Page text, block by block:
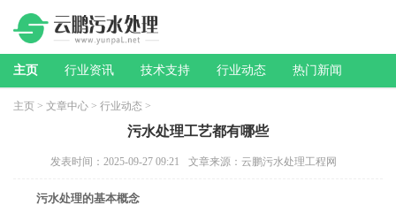
主页 行业资讯 技术支持 行业动态 热门新闻
主页 > 文章中心 > 行业动态 >
污水处理工艺都有哪些
发表时间：2025-09-27 09:21 文章来源：云鹏污水处理工程网
污水处理的基本概念